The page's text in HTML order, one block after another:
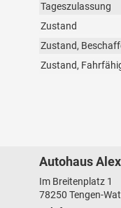
Tageszulassung
Zustand
Zustand,
Zustand,
Autohaus
Im Breitenplatz 1
78250 Tengen-